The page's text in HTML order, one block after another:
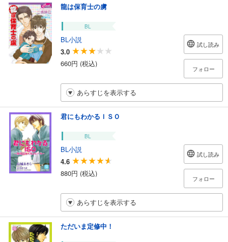
龍は保育士の虜
BL
BL小説
3.0
660円 (税込)
試し読み
フォロー
あらすじを表示する
君にもわかるＩＳＯ
BL
BL小説
4.6
880円 (税込)
試し読み
フォロー
あらすじを表示する
ただいま定修中！